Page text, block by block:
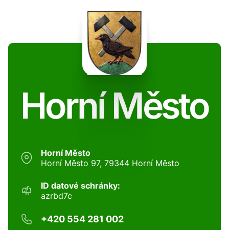
Horní Město
Horní Město
Horní Město 97, 79344 Horní Město
ID datové schránky:
azrbd7c
+420 554 281 002